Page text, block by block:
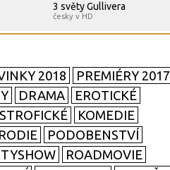
3 světy Gullivera
česky v HD
2018
PREMIÉRY 2017
DRAMA
EROTICKÉ
KOMEDIE
PODOBENSTVÍ
ROADMOVIE